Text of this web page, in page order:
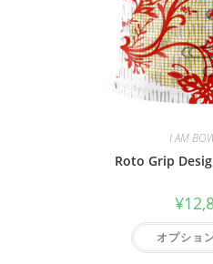
I AM
Roto Grip
¥
オプショ